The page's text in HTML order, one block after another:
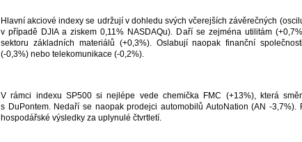
Hlavní akciové indexy se udržují v dohledu svých včerejších závěrečných
v případě DJIA a ziskem 0,11% NASDAQu). Daří se zejména utilitám
sektoru základních materiálů (+0,3%). Oslabují naopak finanční
(-0,3%) nebo telekomunikace (-0,2%).
V rámci indexu SP500 si nejlépe vede chemička FMC (+13%), která
s DuPontem. Nedaří se naopak prodejci automobilů AutoNation (AN -3,7%).
hospodářské výsledky za uplynulé čtvrtletí.